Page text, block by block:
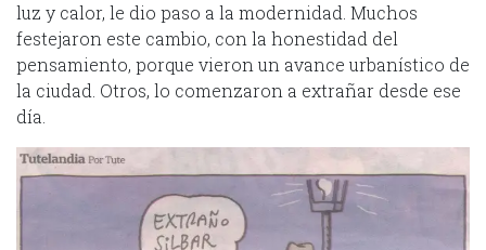
luz y calor, le dio paso a la modernidad. Muchos
festejaron este cambio, con la honestidad del
pensamiento, porque vieron un avance urbanístico de
la ciudad. Otros, lo comenzaron a extrañar desde ese
día.